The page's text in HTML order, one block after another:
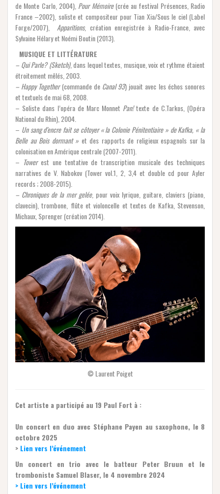
de Monte Carlo, 2004), Pour Mémoire(crée au festival Présences, Radio
France –2002), soliste et compositeur pour Tian Xia/Sous le ciel (Label
Forge/2007),Apparitions, création enregistrée à Radio-France, avec
Sylvaine Hélary et Noémi Boutin (2013).
MUSIQUE ET LITTÉRATURE
– Qui Parle? (Sketch), dans lequel textes, musique, voix et rythme étaient
étroitement mêlés, 2003.
– Happy Together(commande de Canal 93) jouait avec les échos sonores
et textuels de mai 68, 2008.
– Soliste dans l’opéra de Marc Monnet Pan!texte de C.Tarkos, (Opéra
National du Rhin), 2004.
– Un sang d’encre fait se côtoyer « la Colonie Pénitentiaire » de Kafka, « la
Belle au Bois dormant » et des rapports de religieux espagnols sur la
colonisation en Amérique centrale (2007-2011).
– Towerest une tentative de transcription musicale des techniques
narratives de V. Nabokov (Tower vol.1, 2, 3,4 et double cd pour Ayler
records ; 2008-2015).
– Chroniques de la mer gelée, pour voix lyrique, guitare, claviers (piano,
clavecin), trombone, flûte et violoncelle et textes de Kafka, Stevenson,
Michaux, Sprenger (création 2014).
© Laurent Poiget
Cet artiste a participé au 19 Paul Fort à :
Un concert en duo avec Stéphane Payen au saxophone, le 8
octobre 2025
> Lien vers l’événement
Un concert en trio avec le batteur Peter Bruun et le
tromboniste Samuel Blaser, le 4 novembre 2024
> Lien vers l’événement